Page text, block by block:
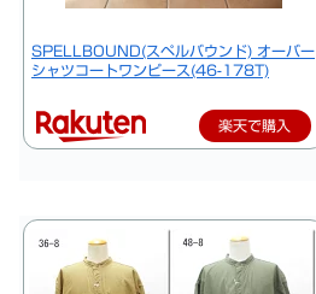
SPELLBOUND(スペルバウンド) オーバー
シャツコートワンピース(46-178T)
楽天で購入